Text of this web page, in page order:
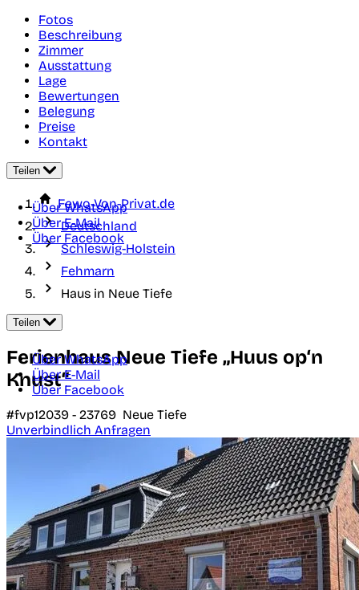
Fotos
Beschreibung
Zimmer
Ausstattung
Lage
Bewertungen
Belegung
Preise
Kontakt
Teilen
Über WhatsApp
Über E-Mail
Über Facebook
Fewo-Von-Privat.de
Deutschland
Schleswig-Holstein
Fehmarn
Haus in Neue Tiefe
Teilen
Über WhatsApp
Über E-Mail
Über Facebook
Ferienhaus Neue Tiefe „Huus op‘n
Knust“
#fvp12039 - 23769 Neue Tiefe
Unverbindlich Anfragen